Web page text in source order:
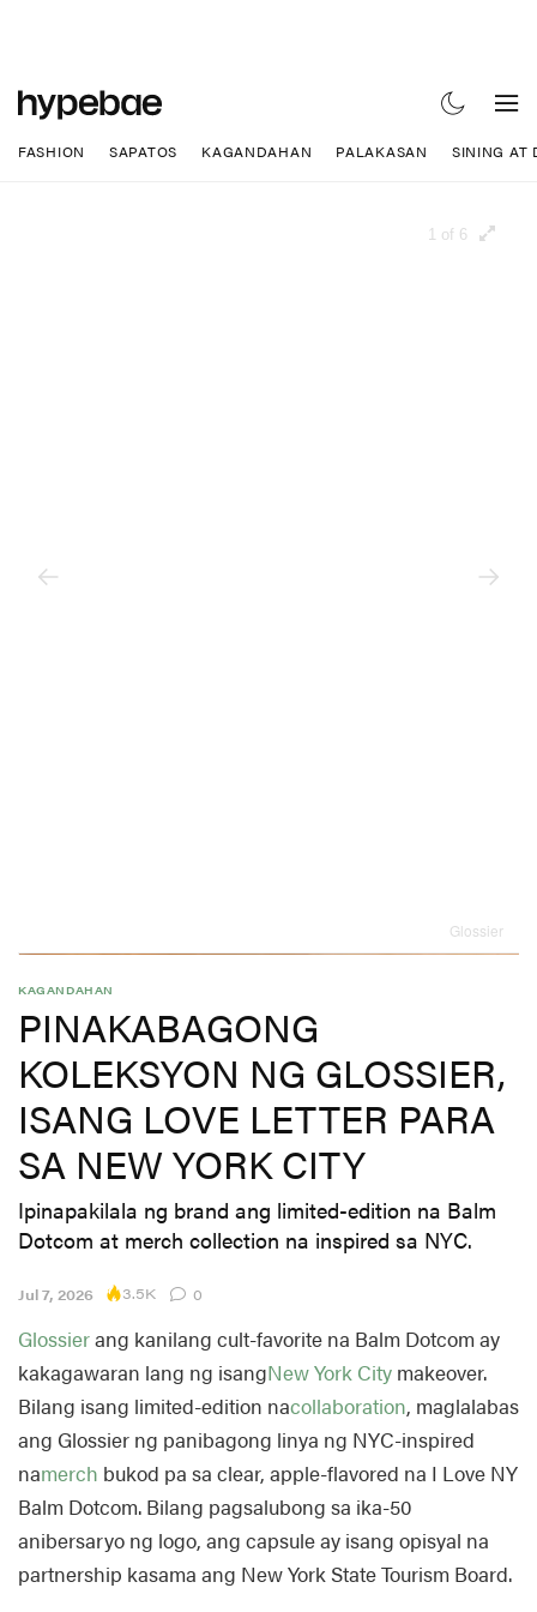
FASHION SAPATOS KAGANDAHAN PALAKASAN SINING AT
1 of 6
Glossier
KAGANDAHAN
PINAKABAGONG
KOLEKSYON NG GLOSSIER,
ISANG LOVE LETTER PARA
SA NEW YORK CITY
Ipinapakilala ng brand ang limited-edition na Balm
Dotcom at merch collection na inspired sa NYC.
Jul 7, 2026 3.5K 0
Glossierang kanilang cult-favorite na Balm Dotcom ay
kakagawaran lang ng isangNew York City makeover.
Bilang isang limited-edition nacollaboration, maglalabas
ang Glossier ng panibagong linya ng NYC-inspired
namerch bukod pa sa clear, apple-flavored na I Love NY
Balm Dotcom. Bilang pagsalubong sa ika-50
anibersaryo ng logo, ang capsule ay isang opisyal na
partnership kasama ang New York State Tourism Board.